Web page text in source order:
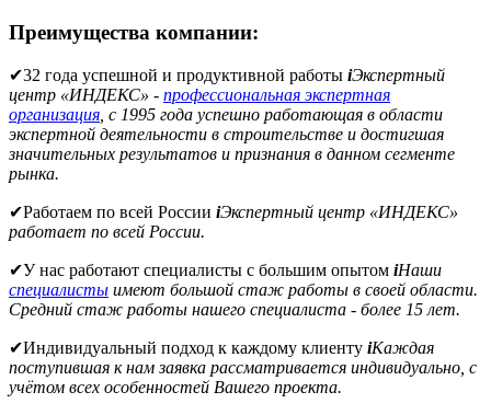
Преимущества компании:
✔32 года успешной и продуктивной работы iЭкспертный
центр «ИНДЕКС» - профессиональная экспертная
организация, с 1995 года успешно работающая в области
экспертной деятельности в строительстве и достигшая
значительных результатов и признания в данном сегменте
рынка.
✔Работаем по всей России iЭкспертный центр «ИНДЕКС»
работает по всей России.
✔У нас работают специалисты с большим опытом iНаши
специалисты имеют большой стаж работы в своей области.
Средний стаж работы нашего специалиста - более 15 лет.
✔Индивидуальный подход к каждому клиенту iКаждая
поступившая к нам заявка рассматривается индивидуально, с
учётом всех особенностей Вашего проекта.